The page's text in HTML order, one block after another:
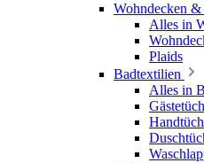
Wohndecken &
Alles in
Plaids
Badtextilien
Alles in